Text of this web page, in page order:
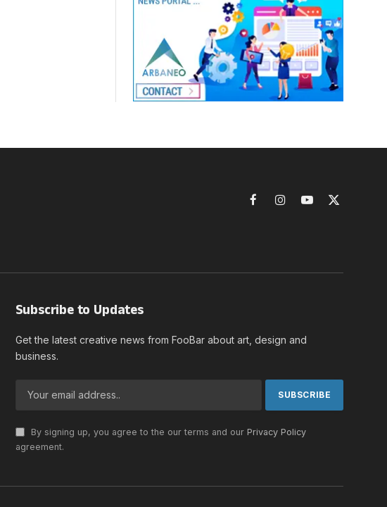
FacebookInstagramYouTube
X
Subscribe to Updates
Get the latest creative news from FooBar about art, design and
business.
By signing up, you agree to the our terms and our Privacy Policy
agreement.